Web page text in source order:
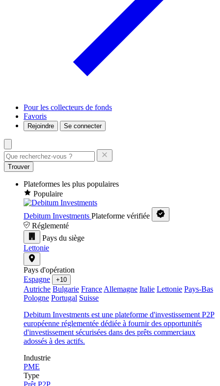
Pour les collecteurs de fonds
Favoris
Rejoindre Se connecter
Trouver
Plateformes les plus populaires
Populaire
Debitum Investments Plateforme vérifiée
Réglementé
Pays du siège
Lettonie
Pays d'opération
Espagne
+10
Autriche Bulgarie France Allemagne Italie Lettonie Pays-Bas
Pologne Portugal Suisse
Debitum Investments est une plateforme d'investissement P2P
européenne réglementée dédiée à fournir des opportunités
d'investissement sécurisées dans des prêts commerciaux
adossés à des actifs.
Industrie
PME
Type
Prêt P2P